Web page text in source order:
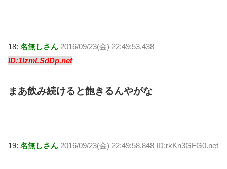
18: 名無しさん 2016/09/23(金) 22:49:53.438
ID:1IzmLSdDp.net
まあ飲み続けると飽きるんやがな
19: 名無しさん 2016/09/23(金) 22:49:58.848 ID:rkKn3GFG0.net